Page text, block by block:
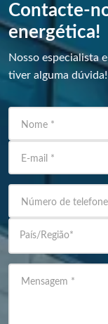
Contacte-
energética!
Nosso especialista
tiver alguma dúvida!
Nome *
E-mail *
Número de telefone
País/Região*
Mensagem *